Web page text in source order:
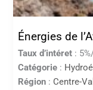
Énergies de
Taux d’intéret :
Catégorie :
Région : Centre-